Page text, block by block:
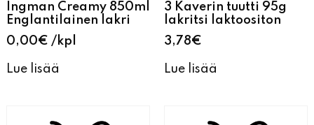
Ingman Creamy 850ml
Englantilainen lakri
0,00€ kpl
Lue lisää
3 Kaverin tuutti 95g
lakritsi laktoositon
3,78€
Lue lisää